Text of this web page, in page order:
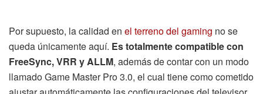
Por supuesto, la calidad en el terreno del gaming no se
queda únicamente aquí. Es totalmente compatible con
FreeSync, VRR y ALLM, además de contar con un modo
llamado Game Master Pro 3.0, el cual tiene como cometido